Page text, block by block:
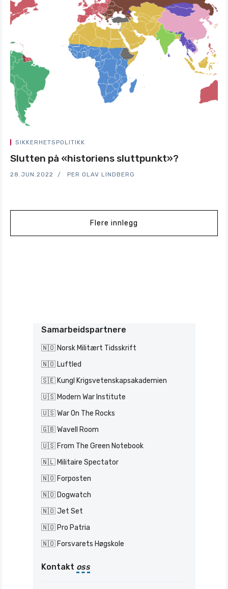
SIKKERHETSPOLITIKK
Slutten på «historiens sluttpunkt»?
28.JUN.2022 PER OLAV LINDBERG
Flere innlegg
Samarbeidspartnere
🇳🇴 Norsk Militært Tidsskrift
🇳🇴 Luftled
🇸🇪 Kungl Krigsvetenskapsakademien
🇺🇸 Modern War Institute
🇺🇸 War On The Rocks
🇬🇧 Wavell Room
🇺🇸 From The Green Notebook
🇳🇱 Militaire Spectator
🇳🇴 Forposten
🇳🇴 Dogwatch
🇳🇴 Jet Set
🇳🇴 Pro Patria
🇳🇴 Forsvarets Høgskole
Kontakt oss